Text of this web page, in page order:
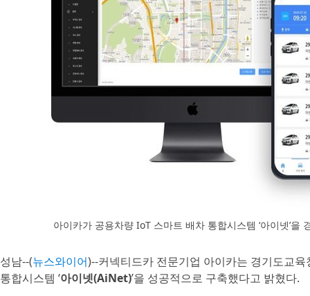
아이카가 공용차량 IoT 스마트 배차 통합시스템 ‘아이넷’을
성남--(뉴스와이어)--커넥티드카 전문기업 아이카는 경기도교
통합시스템 ‘아이넷(AiNet)’을 성공적으로 구축했다고 밝혔다.